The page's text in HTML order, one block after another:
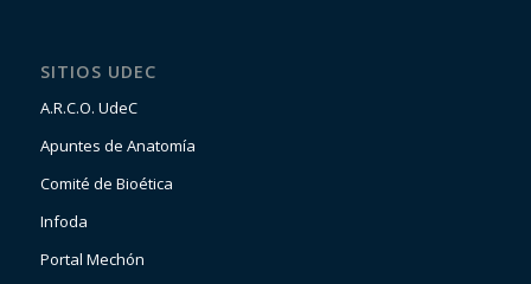
SITIOS UDEC
A.R.C.O. UdeC
Apuntes de Anatomía
Comité de Bioética
Infoda
Portal Mechón